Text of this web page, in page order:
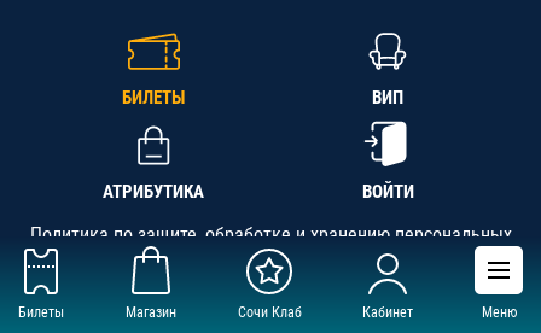
Билеты Магазин Сочи Клаб Кабинет Меню
БИЛЕТЫ ВИП
АТРИБУТИКА ВОЙТИ
Политика по защите, обработке и хранению персональных
данных
АНО «СК «Кубань-Регион», ОГРН 1142300002349,